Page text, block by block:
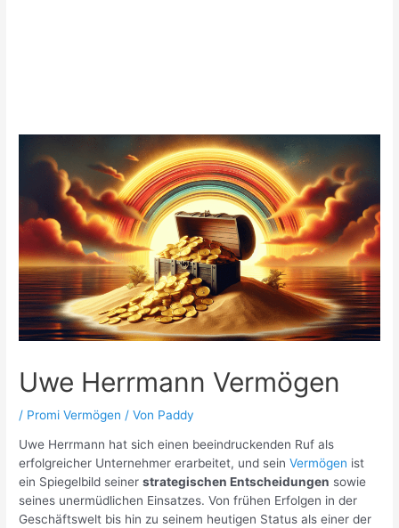
Uwe Herrmann Vermögen
/ Promi Vermögen / Von Paddy
Uwe Herrmann hat sich einen beeindruckenden Ruf als
erfolgreicher Unternehmer erarbeitet, und seinVermögen ist
ein Spiegelbild seinerstrategischen Entscheidungen sowie
seines unermüdlichen Einsatzes. Von frühen Erfolgen in der
Geschäftswelt bis hin zu seinem heutigen Status als einer der